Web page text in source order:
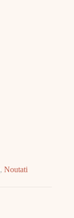
, Noutati